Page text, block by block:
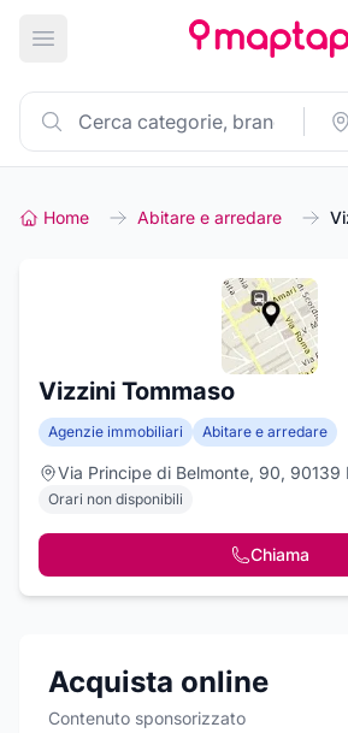
Apri menu principale
Home Abitare e arredare
Vizzini Tommaso
Agenzie immobiliari Abitare e arredare
Via Principe di Belmonte, 90, 90139
Orari non disponibili
Chiama
Acquista online
Contenuto sponsorizzato